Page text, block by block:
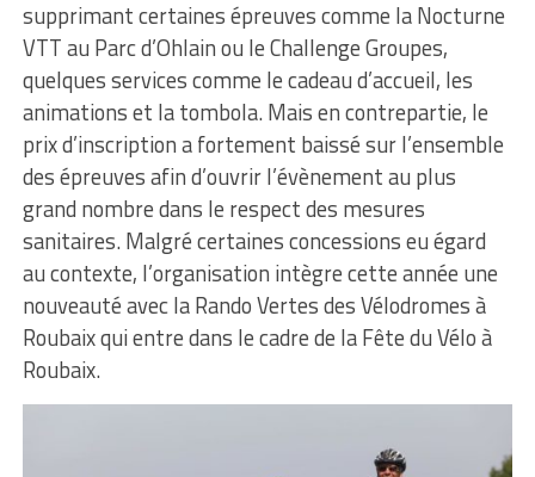
supprimant certaines épreuves comme la Nocturne
VTT au Parc d’Ohlain ou le Challenge Groupes,
quelques services comme le cadeau d’accueil, les
animations et la tombola. Mais en contrepartie, le
prix d’inscription a fortement baissé sur l’ensemble
des épreuves afin d’ouvrir l’évènement au plus
grand nombre dans le respect des mesures
sanitaires. Malgré certaines concessions eu égard
au contexte, l’organisation intègre cette année une
nouveauté avec la Rando Vertes des Vélodromes à
Roubaix qui entre dans le cadre de la Fête du Vélo à
Roubaix.